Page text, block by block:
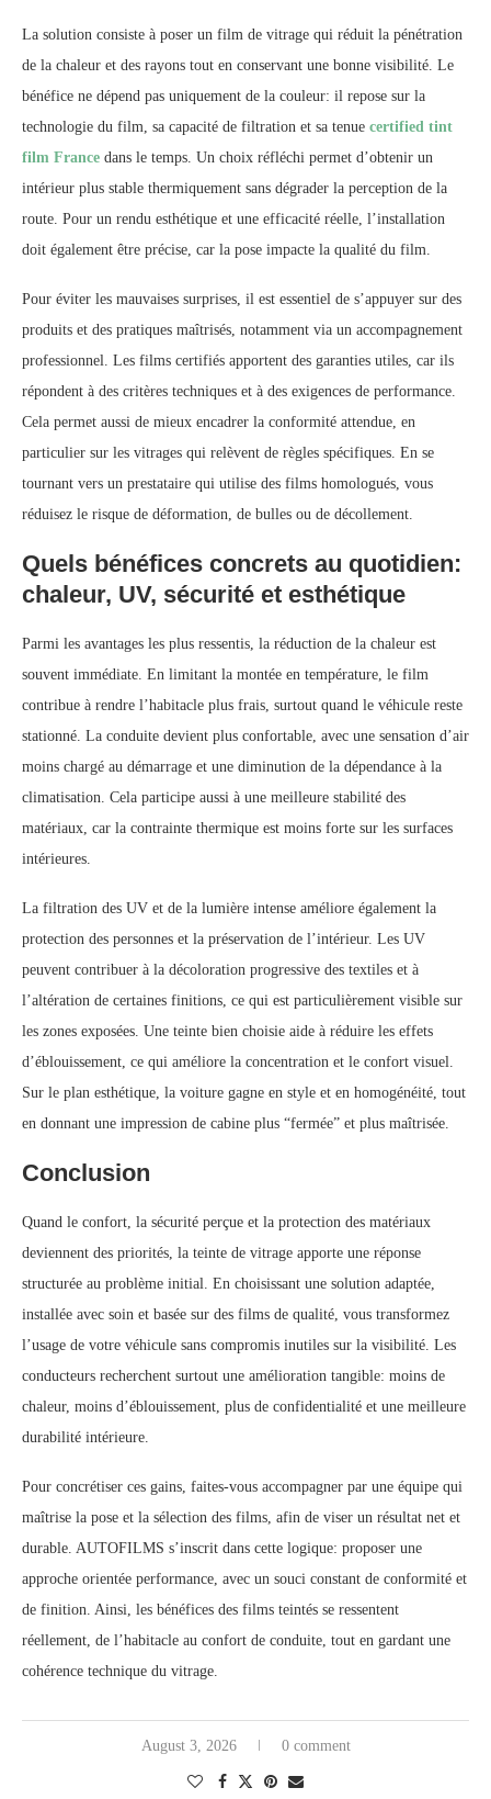
La solution consiste à poser un film de vitrage qui réduit la pénétration
de la chaleur et des rayons tout en conservant une bonne visibilité. Le
bénéfice ne dépend pas uniquement de la couleur: il repose sur la
technologie du film, sa capacité de filtration et sa tenue certified tint
film France dans le temps. Un choix réfléchi permet d’obtenir un
intérieur plus stable thermiquement sans dégrader la perception de la
route. Pour un rendu esthétique et une efficacité réelle, l’installation
doit également être précise, car la pose impacte la qualité du film.
Pour éviter les mauvaises surprises, il est essentiel de s’appuyer sur des
produits et des pratiques maîtrisés, notamment via un accompagnement
professionnel. Les films certifiés apportent des garanties utiles, car ils
répondent à des critères techniques et à des exigences de performance.
Cela permet aussi de mieux encadrer la conformité attendue, en
particulier sur les vitrages qui relèvent de règles spécifiques. En se
tournant vers un prestataire qui utilise des films homologués, vous
réduisez le risque de déformation, de bulles ou de décollement.
Quels bénéfices concrets au quotidien:
chaleur, UV, sécurité et esthétique
Parmi les avantages les plus ressentis, la réduction de la chaleur est
souvent immédiate. En limitant la montée en température, le film
contribue à rendre l’habitacle plus frais, surtout quand le véhicule reste
stationné. La conduite devient plus confortable, avec une sensation d’air
moins chargé au démarrage et une diminution de la dépendance à la
climatisation. Cela participe aussi à une meilleure stabilité des
matériaux, car la contrainte thermique est moins forte sur les surfaces
intérieures.
La filtration des UV et de la lumière intense améliore également la
protection des personnes et la préservation de l’intérieur. Les UV
peuvent contribuer à la décoloration progressive des textiles et à
l’altération de certaines finitions, ce qui est particulièrement visible sur
les zones exposées. Une teinte bien choisie aide à réduire les effets
d’éblouissement, ce qui améliore la concentration et le confort visuel.
Sur le plan esthétique, la voiture gagne en style et en homogénéité, tout
en donnant une impression de cabine plus “fermée” et plus maîtrisée.
Conclusion
Quand le confort, la sécurité perçue et la protection des matériaux
deviennent des priorités, la teinte de vitrage apporte une réponse
structurée au problème initial. En choisissant une solution adaptée,
installée avec soin et basée sur des films de qualité, vous transformez
l’usage de votre véhicule sans compromis inutiles sur la visibilité. Les
conducteurs recherchent surtout une amélioration tangible: moins de
chaleur, moins d’éblouissement, plus de confidentialité et une meilleure
durabilité intérieure.
Pour concrétiser ces gains, faites-vous accompagner par une équipe qui
maîtrise la pose et la sélection des films, afin de viser un résultat net et
durable. AUTOFILMS s’inscrit dans cette logique: proposer une
approche orientée performance, avec un souci constant de conformité et
de finition. Ainsi, les bénéfices des films teintés se ressentent
réellement, de l’habitacle au confort de conduite, tout en gardant une
cohérence technique du vitrage.
August 3, 2026 0 comment